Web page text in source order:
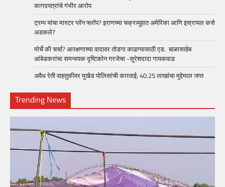
कागदपत्रांचे गंभीर आरोप
ट्रम्प यांचा मास्टर प्लॅन फ्लॉप? इराणच्या चक्रव्यूहात अमेरिका आणि इस्रायल कसे
अडकले?
मोर्चे की चर्चा? आरक्षणाच्या वादावर तोडगा काढण्यासाठी एड. बाळासाहेब
आंबेडकरांचा समन्वयक दृष्टिकोन गरजेचा -सुरेशदादा गायकवाड
अवैध रेती वाहतुकीवर मुखेड पोलिसांची कारवाई; 40.25 लाखांचा मुद्देमाल जप्त
Trending News